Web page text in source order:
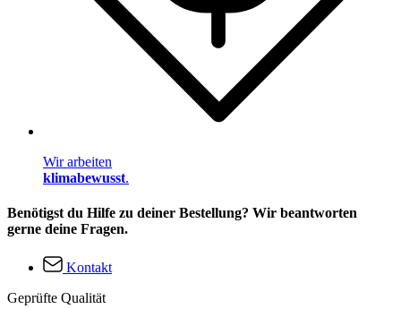
Wir arbeiten
klimabewusst.
Benötigst du Hilfe zu deiner Bestellung? Wir beantworten
gerne deine Fragen.
Kontakt
Geprüfte Qualität